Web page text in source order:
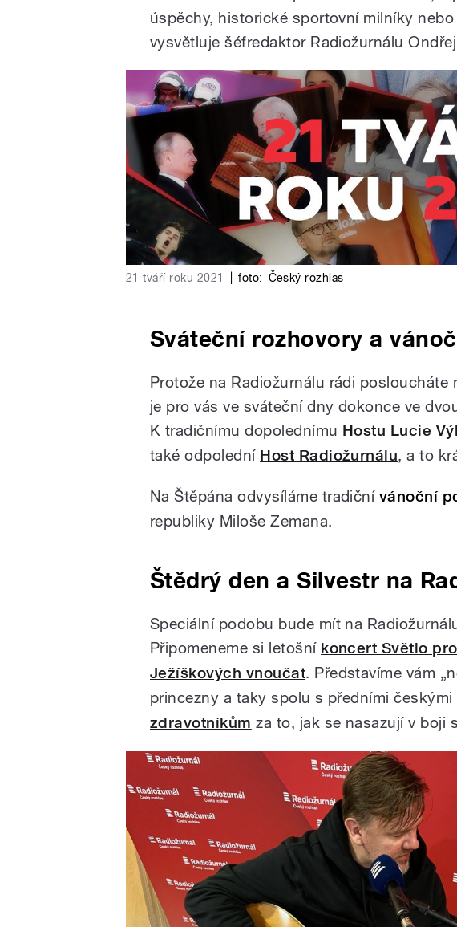
úspěchy, historické sportovní milníky
vysvětluje šéfredaktor Radiožurnálu
21 tváří roku 2021 foto: Český rozhlas
Sváteční rozhovory a
Protože na Radiožurnálu rádi posloucháte
je pro vás ve sváteční dny dokonce ve
K tradičnímu dopolednímu Hostu Lucie
také odpolední Host Radiožurnálu, a to
Na Štěpána odvysíláme tradiční vánoční
republiky Miloše Zemana.
Štědrý den a Silvestr na
Speciální podobu bude mít na
Připomeneme si letošní koncert Světlo
Ježíškových vnoučat. Představíme vám
princezny a taky spolu s předními
zdravotníkům za to, jak se nasazují v boji